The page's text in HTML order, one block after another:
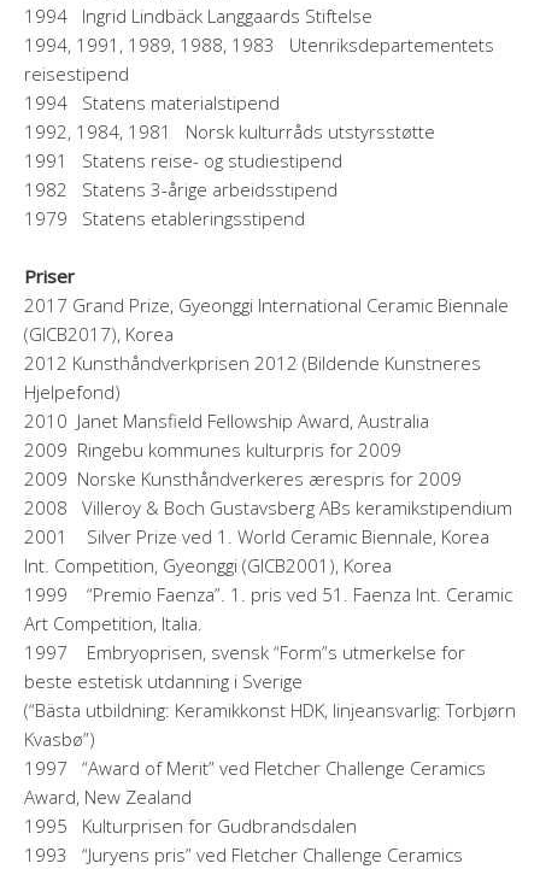
1994 Ingrid Lindbäck Langgaards Stiftelse
1994, 1991, 1989, 1988, 1983 Utenriksdepartementets
reisestipend
1994 Statens materialstipend
1992, 1984, 1981 Norsk kulturråds utstyrsstøtte
1991 Statens reise- og studiestipend
1982 Statens 3-årige arbeidsstipend
1979 Statens etableringsstipend
Priser
2017 Grand Prize, Gyeonggi International Ceramic Biennale
(GICB2017), Korea
2012 Kunsthåndverkprisen 2012 (Bildende Kunstneres
Hjelpefond)
2010 Janet Mansfield Fellowship Award, Australia
2009 Ringebu kommunes kulturpris for 2009
2009 Norske Kunsthåndverkeres ærespris for 2009
2008 Villeroy & Boch Gustavsberg ABs keramikstipendium
2001 Silver Prize ved 1. World Ceramic Biennale, Korea
Int. Competition, Gyeonggi (GICB2001), Korea
1999 “Premio Faenza”. 1. pris ved 51. Faenza Int. Ceramic
Art Competition, Italia.
1997 Embryoprisen, svensk “Form”s utmerkelse for
beste estetisk utdanning i Sverige
(“Bästa utbildning: Keramikkonst HDK, linjeansvarlig: Torbjørn
Kvasbø”)
1997 “Award of Merit” ved Fletcher Challenge Ceramics
Award, New Zealand
1995 Kulturprisen for Gudbrandsdalen
1993 “Juryens pris” ved Fletcher Challenge Ceramics